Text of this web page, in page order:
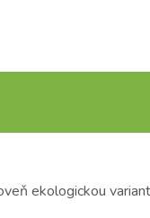
ekologickou